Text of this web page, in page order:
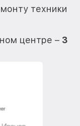
техники
центре – 3